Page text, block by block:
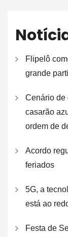
Flipelô
grande
Cenário de
casarão
ordem de
Acordo
feriados
5G, a
está ao
Festa de